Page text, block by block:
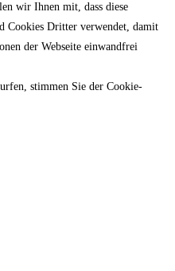
wir Ihnen mit, dass diese
Cookies Dritter verwendet, damit
der Webseite einwandfrei
stimmen Sie der Cookie-